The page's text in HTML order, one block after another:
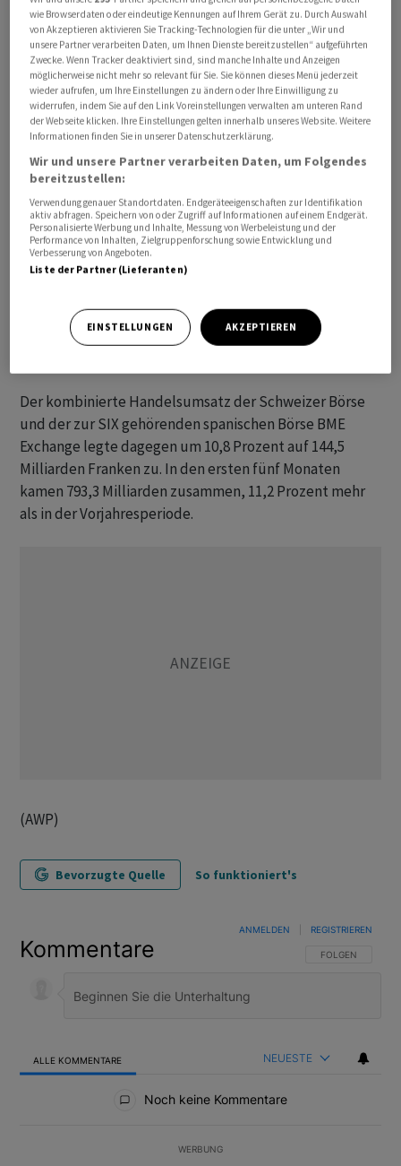
Im bisherigen Jahresverlauf liegen das Handelsvolumen
an der Schweizer Börse SIX Swiss Exchange aber noch
knapp im Plus. Insgesamt sanken die Umsätze im
Berichtsmonat im Vorjahresvergleich um 0,5 Prozent auf
91,7 Milliarden Franken, teilte die Börsenbetreiberin am
Montag mit. Der kumulierte Handelsumsatz im
bisherigen Jahresverlauf summiert sich damit auf 531,6
Milliarden Franken. Damit steht die Börse im Vergleich
zum Vorjahreszeitraum noch 1,3 Prozent im Plus.
Im Vergleich zum Mai 2025 wurde nur in den Kategorien
mehr gehandelt. Bei den Aktien ist der Handelsumsatz
im Vergleich zum Vorjahr um 1,6 Prozent und bei den
Der kombinierte Handelsumsatz der Schweizer Börse
und der zur SIX gehörenden spanischen Börse BME
Exchange legte dagegen um 10,8 Prozent auf 144,5
Milliarden Franken zu. In den ersten fünf Monaten
kamen 793,3 Milliarden zusammen, 11,2 Prozent mehr
als in der Vorjahresperiode.
(AWP)
Bevorzugte Quelle So funktioniert's
Kommentare FOLGE DIESER
FOLGEN
ANMELDEN REGISTRIEREN
ALLE KOMMENTARE NEUESTE
Noch keine Kommentare
WERBUNG
wie Browserdaten oder eindeutige Kennungen auf Ihrem Gerät zu. Durch Auswahl
von Akzeptieren aktivieren Sie Tracking-Technologien für die unter „Wir und
unsere Partner verarbeiten Daten, um Ihnen Dienste bereitzustellen“ aufgeführten
Zwecke. Wenn Tracker deaktiviert sind, sind manche Inhalte und Anzeigen
möglicherweise nicht mehr so relevant für Sie. Sie können dieses Menü jederzeit
wieder aufrufen, um Ihre Einstellungen zu ändern oder Ihre Einwilligung zu
widerrufen, indem Sie auf den Link Voreinstellungen verwalten am unteren Rand
der Webseite klicken. Ihre Einstellungen gelten innerhalb unseres Website. Weitere
Informationen finden Sie in unserer Datenschutzerklärung.
Wir und unsere Partner verarbeiten Daten, um Folgendes
bereitzustellen:
Verwendung genauer Standortdaten. Endgeräteeigenschaften zur Identifikation
aktiv abfragen. Speichern von oder Zugriff auf Informationen auf einem Endgerät.
Personalisierte Werbung und Inhalte, Messung von Werbeleistung und der
Performance von Inhalten, Zielgruppenforschung sowie Entwicklung und
Verbesserung von Angeboten.
Liste der Partner (Lieferanten)
EINSTELLUNGEN AKZEPTIEREN